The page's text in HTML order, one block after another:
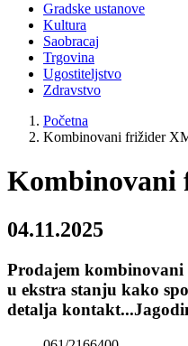
Gradske ustanove
Kultura
Saobracaj
Trgovina
Ugostiteljstvo
Zdravstvo
Početna
Kombinovani frižider
Kombinovani
04.11.2025
Prodajem
u ekstra stanju kako
detalja